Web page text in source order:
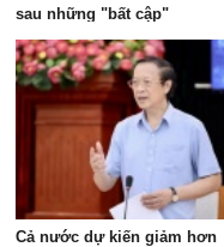
sau những "bất cập"
Cả nước dự kiến giảm hơn